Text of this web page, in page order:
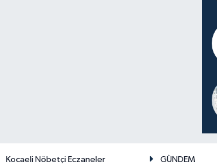
Kocaeli Nöbetçi Eczaneler
GÜNDEM